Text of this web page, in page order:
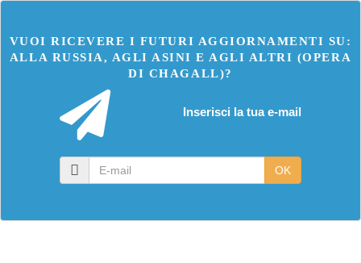
VUOI RICEVERE I FUTURI AGGIORNAMENTI SU:
ALLA RUSSIA, AGLI ASINI E AGLI ALTRI (OPERA
DI CHAGALL)?
Inserisci la tua e-mail
OK